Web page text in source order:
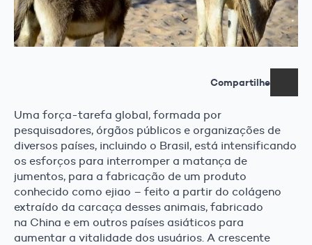
Compartilhe
Uma força-tarefa global, formada por
pesquisadores, órgãos públicos e organizações de
diversos países, incluindo o Brasil, está intensificando
os esforços para interromper a matança de
jumentos, para a fabricação de um produto
conhecido como ejiao – feito a partir do colágeno
extraído da carcaça desses animais, fabricado
na China e em outros países asiáticos para
aumentar a vitalidade dos usuários. A crescente